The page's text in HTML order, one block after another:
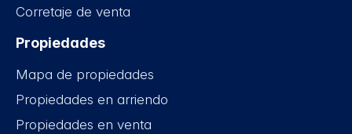
Corretaje de venta
Propiedades
Mapa de propiedades
Propiedades en arriendo
Propiedades en venta